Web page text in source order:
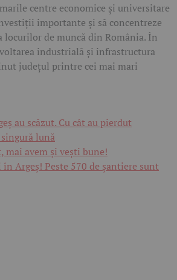
centre economice și universitare
importante și să concentreze
locurilor de muncă din România. În
industrială și infrastructura
județul printre cei mai mari
au scăzut. Cu cât au pierdut
lună
mai avem și vești bune!
Argeș! Peste 570 de șantiere sunt